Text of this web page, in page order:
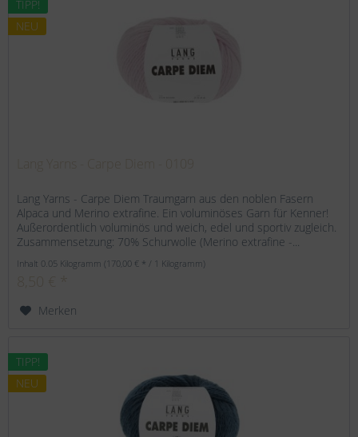
TIPP!
NEU
Lang Yarns - Carpe Diem Traumgarn aus den noblen Fasern
Alpaca und Merino extrafine. Ein voluminöses Garn für Kenner!
Außerordentlich voluminös und weich, edel und sportiv zugleich.
Zusammensetzung: 70% Schurwolle (Merino extrafine -...
Inhalt 0.05 Kilogramm(170,00 € * / 1 Kilogramm)
Merken
TIPP!
NEU